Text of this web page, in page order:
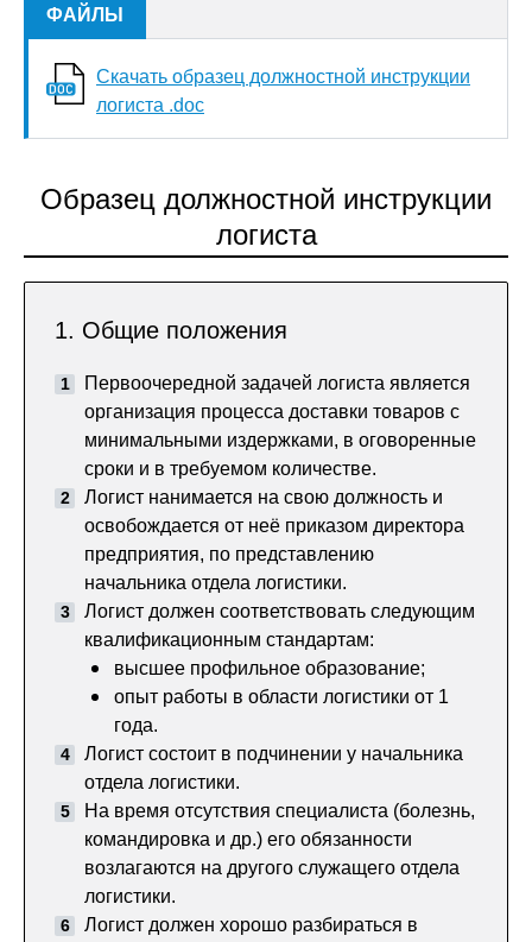
ФАЙЛЫ
Скачать образец должностной инструкции
логиста .doc
Образец должностной инструкции
логиста
1. Общие положения
Первоочередной задачей логиста является
организация процесса доставки товаров с
минимальными издержками, в оговоренные
сроки и в требуемом количестве.
Логист нанимается на свою должность и
освобождается от неё приказом директора
предприятия, по представлению
начальника отдела логистики.
Логист должен соответствовать следующим
квалификационным стандартам:
высшее профильное образование;
опыт работы в области логистики от 1
года.
Логист состоит в подчинении у начальника
отдела логистики.
На время отсутствия специалиста (болезнь,
командировка и др.) его обязанности
возлагаются на другого служащего отдела
логистики.
Логист должен хорошо разбираться в